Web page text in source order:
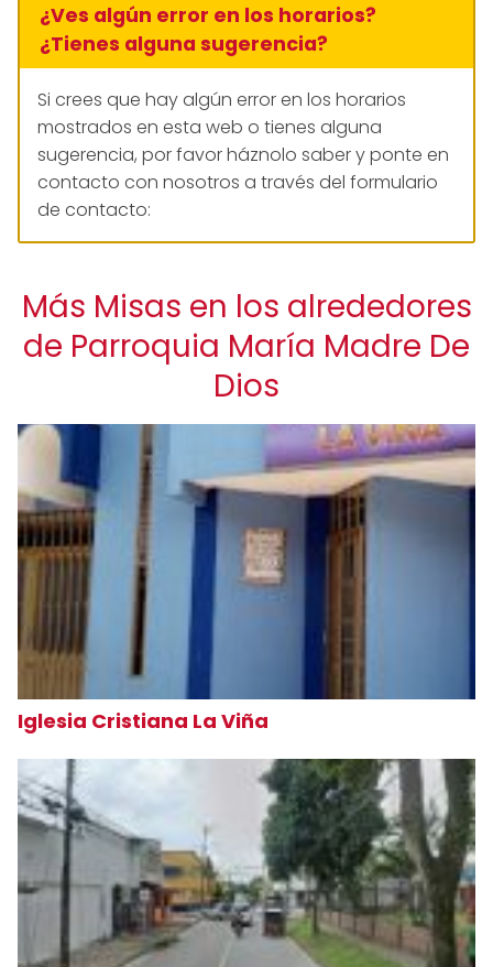
¿Ves algún error en los horarios?
¿Tienes alguna sugerencia?
Si crees que hay algún error en los horarios
mostrados en esta web o tienes alguna
sugerencia, por favor háznolo saber y ponte en
contacto con nosotros a través del formulario
de contacto:
Más Misas en los alrededores
de Parroquia María Madre De
Dios
Iglesia Cristiana La Viña